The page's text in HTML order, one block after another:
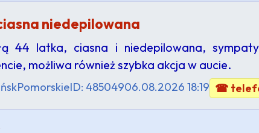
niedepilowana
44 latka, ciasna i niedepilowana,
możliwa również szybka akcja w aucie.
PomorskieID: 48504906.08.2026 18:19 ☎